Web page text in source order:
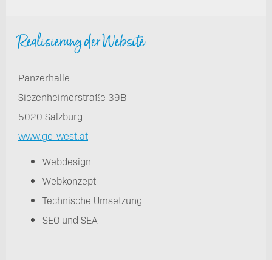
Realisierung der Website
Panzerhalle
Siezenheimerstraße 39B
5020 Salzburg
www.go-west.at
Webdesign
Webkonzept
Technische Umsetzung
SEO und SEA